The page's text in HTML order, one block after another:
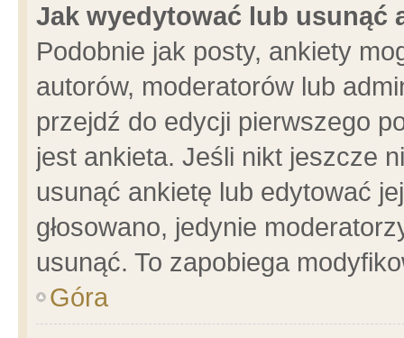
Jak wyedytować lub usunąć
Podobnie jak posty, ankiety
autorów, moderatorów lub
przejdź do edycji pierwszego
jest ankieta. Jeśli nikt jeszcze
usunąć ankietę lub edytować
głosowano, jedynie
usunąć. To zapobiega
Góra